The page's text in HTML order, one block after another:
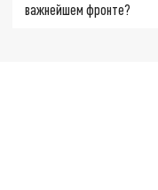
важнейшем фронте?